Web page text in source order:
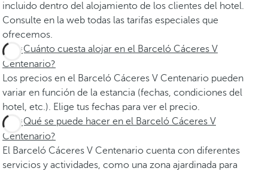
incluido dentro del alojamiento de los clientes del hotel.
Consulte en la web todas las tarifas especiales que
ofrecemos.
¿Cuánto cuesta alojar en el Barceló Cáceres V
Centenario?
Los precios en el Barceló Cáceres V Centenario pueden
variar en función de la estancia (fechas, condiciones del
hotel, etc.). Elige tus fechas para ver el precio.
¿Qué se puede hacer en el Barceló Cáceres V
Centenario?
El Barceló Cáceres V Centenario cuenta con diferentes
servicios y actividades, como una zona ajardinada para